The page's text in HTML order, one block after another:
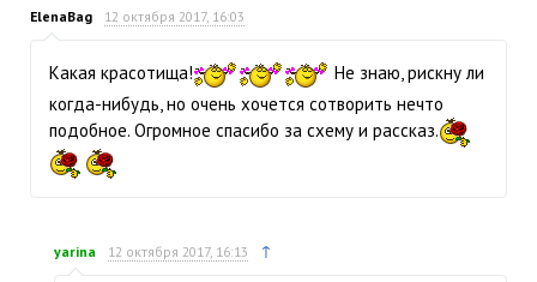
ElenaBag 12 октября 2017, 16:03
Какая красотища!
Не знаю, рискну ли
когда-нибудь, но очень хочется сотворить нечто
подобное. Огромное спасибо за схему и рассказ.
yarina 12 октября 2017, 16:13 ↑